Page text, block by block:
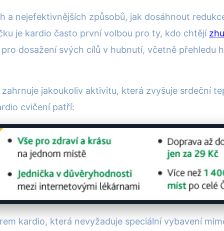
a nejefektivnějších způsobů, jak dosáhnout
je kardio často první volbou pro ty, kdo chtějí
dosažení svých cílů v hubnutí, včetně přehledu
jakoukoliv aktivitu, která zvyšuje srdeční
cvičení patří:
kardio, která nevyžaduje speciální vybavení